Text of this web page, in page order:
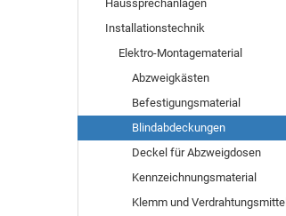
Haussprechanlagen
Installationstechnik
Elektro-Montagematerial
Abzweigkästen
Befestigungsmaterial
Blindabdeckungen
Deckel für Abzweigdosen
Kennzeichnungsmaterial
Klemm und Verdrahtungsmittel